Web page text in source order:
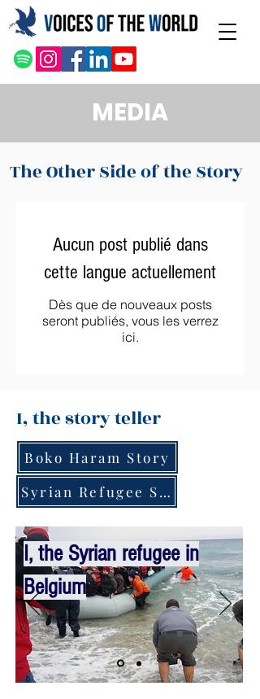
MEDIA
The Other Side of the Story
Aucun post publié dans
cette langue actuellement
Dès que de nouveaux posts
seront publiés, vous les verrez
ici.
I, the story teller
Boko Haram Story
Syrian Refugee Story
I, the Syrian refugee in
Belgium